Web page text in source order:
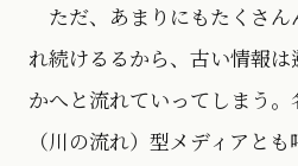
ただ、あまりにもたくさん
れ続けるるから、古い情報
かへと流れていってしまう
（川の流れ）型メディアと